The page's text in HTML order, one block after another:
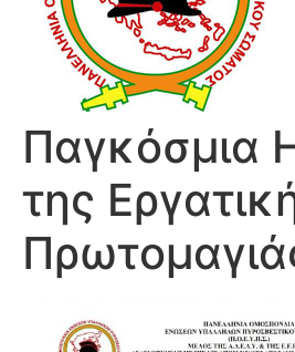
Παγκόσμια
της